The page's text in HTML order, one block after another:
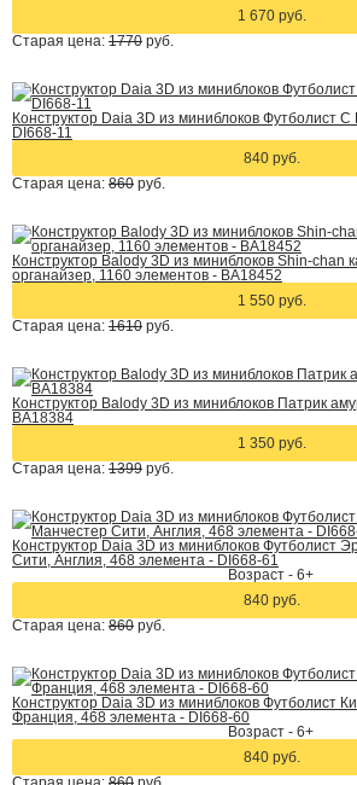
1 670 руб.
Старая цена: 1770 руб.
Конструктор Daia 3D из миниблоков Футболист
DI668-11
840 руб.
Старая цена: 860 руб.
Конструктор Balody 3D из миниблоков Shin-chan
органайзер, 1160 элементов - BA18452
1 550 руб.
Старая цена: 1610 руб.
Конструктор Balody 3D из миниблоков Патрик
BA18384
1 350 руб.
Старая цена: 1399 руб.
Конструктор Daia 3D из миниблоков Футболист
Сити, Англия, 468 элемента - DI668-61
Возраст - 6+
840 руб.
Старая цена: 860 руб.
Конструктор Daia 3D из миниблоков Футболист
Франция, 468 элемента - DI668-60
Возраст - 6+
840 руб.